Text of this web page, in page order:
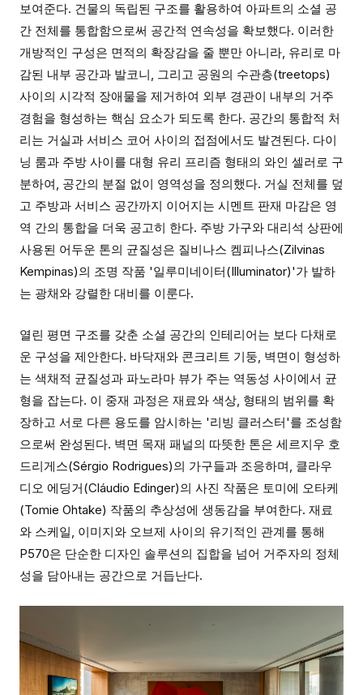
보여준다. 건물의 독립된 구조를 활용하여 아파트의 소셜 공
간 전체를 통합함으로써 공간적 연속성을 확보했다. 이러한
개방적인 구성은 면적의 확장감을 줄 뿐만 아니라, 유리로 마
감된 내부 공간과 발코니, 그리고 공원의 수관층(treetops)
사이의 시각적 장애물을 제거하여 외부 경관이 내부의 거주
경험을 형성하는 핵심 요소가 되도록 한다. 공간의 통합적 처
리는 거실과 서비스 코어 사이의 접점에서도 발견된다. 다이
닝 룸과 주방 사이를 대형 유리 프리즘 형태의 와인 셀러로 구
분하여, 공간의 분절 없이 영역성을 정의했다. 거실 전체를 덮
고 주방과 서비스 공간까지 이어지는 시멘트 판재 마감은 영
역 간의 통합을 더욱 공고히 한다. 주방 가구와 대리석 상판에
사용된 어두운 톤의 균질성은 질비나스 켐피나스(Zilvinas
Kempinas)의 조명 작품 '일루미네이터(Illuminator)'가 발하
는 광채와 강렬한 대비를 이룬다.
열린 평면 구조를 갖춘 소셜 공간의 인테리어는 보다 다채로
운 구성을 제안한다. 바닥재와 콘크리트 기둥, 벽면이 형성하
는 색채적 균질성과 파노라마 뷰가 주는 역동성 사이에서 균
형을 잡는다. 이 중재 과정은 재료와 색상, 형태의 범위를 확
장하고 서로 다른 용도를 암시하는 '리빙 클러스터'를 조성함
으로써 완성된다. 벽면 목재 패널의 따뜻한 톤은 세르지우 호
드리게스(Sérgio Rodrigues)의 가구들과 조응하며, 클라우
디오 에딩거(Cláudio Edinger)의 사진 작품은 토미에 오타케
(Tomie Ohtake) 작품의 추상성에 생동감을 부여한다. 재료
와 스케일, 이미지와 오브제 사이의 유기적인 관계를 통해
P570은 단순한 디자인 솔루션의 집합을 넘어 거주자의 정체
성을 담아내는 공간으로 거듭난다.